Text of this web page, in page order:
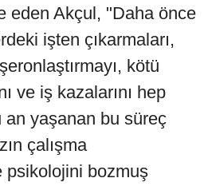
eden Akçul, "Daha önce
işten çıkarmaları,
kötü
ve iş kazalarını hep
yaşanan bu süreç
çalışma
psikolojini bozmuş